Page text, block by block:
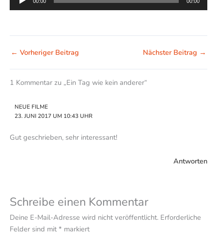
← Vorheriger Beitrag Nächster Beitrag →
1 Kommentar zu „Ein Tag wie kein anderer“
NEUE FILME
23. JUNI 2017 UM 10:43 UHR
Gut geschrieben, sehr interessant!
Antworten
Schreibe einen Kommentar
Deine E-Mail-Adresse wird nicht veröffentlicht. Erforderliche
Felder sind mit * markiert